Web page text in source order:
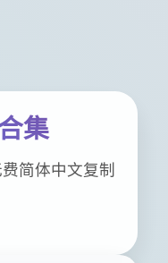
集
简体中文复制